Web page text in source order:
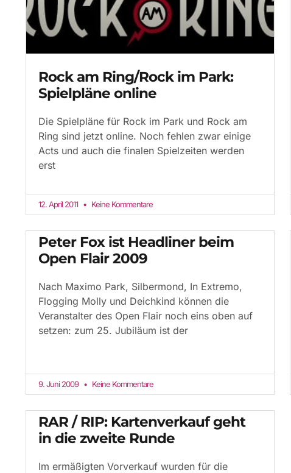
Rock am Ring/Rock im Park:
Spielpläne online
Die Spielpläne für Rock im Park und Rock am
Ring sind jetzt online. Noch fehlen zwar einige
Acts und auch die finalen Spielzeiten werden
erst
12. April 2011 Keine Kommentare
Peter Fox ist Headliner beim
Open Flair 2009
Nach Maximo Park, Silbermond, In Extremo,
Flogging Molly und Deichkind können die
Veranstalter des Open Flair noch eins oben auf
setzen: zum 25. Jubiläum ist der
9. Juni 2009 Keine Kommentare
RAR / RIP: Kartenverkauf geht
in die zweite Runde
Im ermäßigten Vorverkauf wurden für die